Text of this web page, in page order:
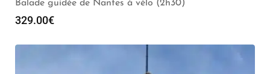
Balade guidée de Nantes à vélo (2h30)
329.00€